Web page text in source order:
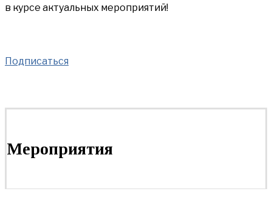
в курсе актуальных мероприятий!
Подписаться
Мероприятия